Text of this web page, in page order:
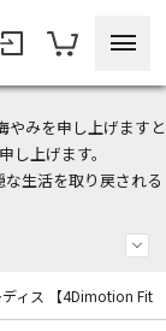
やみを申し上げますと
し上げます。
生活を取り戻される
ト！
ィス 【4Dimotion Fit